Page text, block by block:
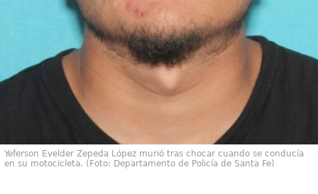
Yeferson Evelder Zepeda López murió tras chocar cuando se conducía
en su motocicleta. (Foto: Departamento de Policía de Santa Fe)